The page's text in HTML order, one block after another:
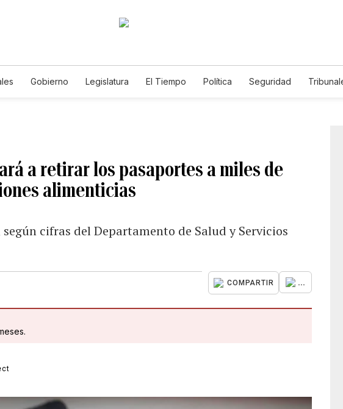
Gobierno Legislatura El Tiempo Política Seguridad
a retirar los pasaportes a miles de
alimenticias
cifras del Departamento de Salud y Servicios
COMPARTIR ...